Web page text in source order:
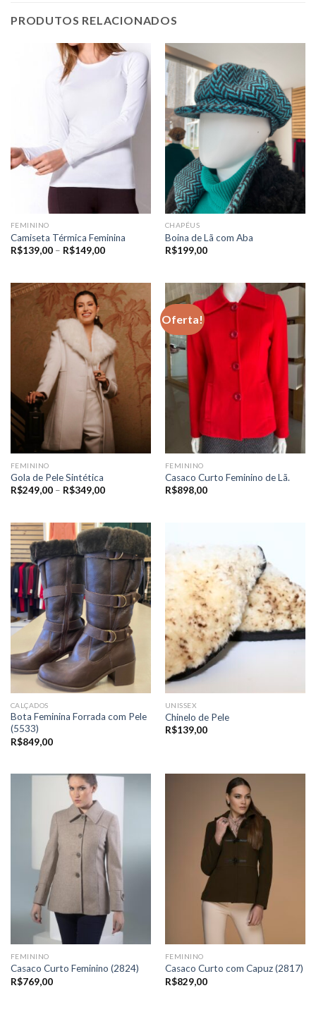
PRODUTOS RELACIONADOS
FEMININO
Camiseta Térmica Feminina
R$139,00 – R$149,00Price
R$149,00
CHAPÉUS
Boina de Lã com Aba
R$199,00
FEMININO
Gola de Pele Sintética
R$249,00 – R$349,00Price
R$349,00
Oferta!
FEMININO
Casaco Curto Feminino de Lã.
R$898,00
CALÇADOS
Bota Feminina Forrada com Pele
(5533)
R$849,00
UNISSEX
Chinelo de Pele
R$139,00
FEMININO
Casaco Curto Feminino (2824)
R$769,00
FEMININO
Casaco Curto com Capuz (2817)
R$829,00